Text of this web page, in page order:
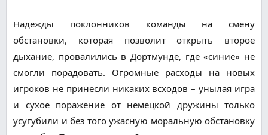
Надежды поклонников команды на смену
обстановки, которая позволит открыть второе
дыхание, провалились в Дортмунде, где «синие» не
смогли порадовать. Огромные расходы на новых
игроков не принесли никаких всходов – унылая игра
и сухое поражение от немецкой дружины только
усугубили и без того ужасную моральную обстановку